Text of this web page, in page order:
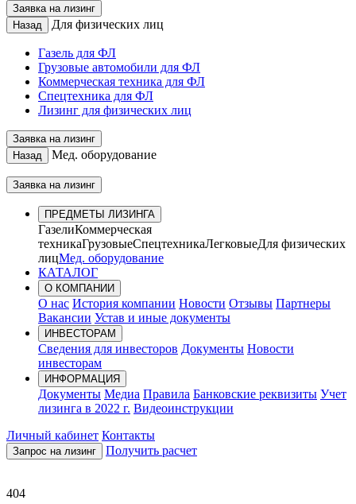
Заявка на лизинг
Назад
Для физических лиц
Газель для ФЛ
Грузовые автомобили для ФЛ
Коммерческая техника для ФЛ
Спецтехника для ФЛ
Лизинг для физических лиц
Заявка на лизинг
Назад
Мед. оборудование
Заявка на лизинг
ПРЕДМЕТЫ ЛИЗИНГА
ГазелиКоммерческая
техникаГрузовыеСпецтехникаЛегковыеДля физических
лицМед. оборудование
КАТАЛОГ
О КОМПАНИИ
О нас История компании Новости Отзывы Партнеры
Вакансии Устав и иные документы
ИНВЕСТОРАМ
Сведения для инвесторов Документы Новости
инвесторам
ИНФОРМАЦИЯ
Документы Медиа Правила Банковские реквизиты Учет
лизинга в 2022 г. Видеоинструкции
Личный кабинет Контакты
Запрос на лизинг Получить расчет
404